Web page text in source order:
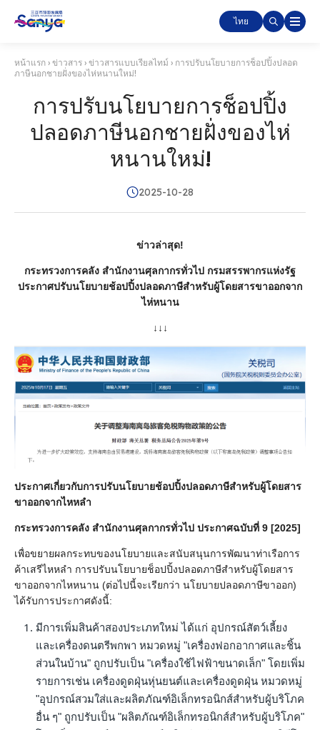
ไทย
หน้าแรก › ข่าวสาร › ข่าวสารแบบเรียลไทม์ › การปรับนโยบายการช็อปปิ้งปลอด
ภาษีนอกชายฝั่งของไห่หนานใหม่!
การปรับนโยบายการช็อปปิ้ง
ปลอดภาษีนอกชายฝั่งของไห่
หนานใหม่!
2025-10-28
ข่าวล่าสุด!
กระทรวงการคลัง สํานักงานศุลกากรทั่วไป กรมสรรพากรแห่งรัฐ
ประกาศปรับนโยบายช้อปปิ้งปลอดภาษีสําหรับผู้โดยสารขาออกจาก
ไห่หนาน
↓↓↓
ประกาศเกี่ยวกับการปรับนโยบายช้อปปิ้งปลอดภาษีสําหรับผู้โดยสาร
ขาออกจากไหหลํา
กระทรวงการคลัง สํานักงานศุลกากรทั่วไป ประกาศฉบับที่ 9 [2025]
เพื่อขยายผลกระทบของนโยบายและสนับสนุนการพัฒนาท่าเรือการ
ค้าเสรีไหหลํา การปรับนโยบายช็อปปิ้งปลอดภาษีสําหรับผู้โดยสาร
ขาออกจากไหหนาน (ต่อไปนี้จะเรียกว่า นโยบายปลอดภาษีขาออก)
ได้รับการประกาศดังนี้:
มีการเพิ่มสินค้าสองประเภทใหม่ ได้แก่ อุปกรณ์สัตว์เลี้ยง
และเครื่องดนตรีพกพา หมวดหมู่ "เครื่องฟอกอากาศและชิ้น
ส่วนในบ้าน" ถูกปรับเป็น "เครื่องใช้ไฟฟ้าขนาดเล็ก" โดยเพิ่ม
รายการเช่น เครื่องดูดฝุ่นหุ่นยนต์และเครื่องดูดฝุ่น หมวดหมู่
"อุปกรณ์สวมใส่และผลิตภัณฑ์อิเล็กทรอนิกส์สําหรับผู้บริโภค
อื่น ๆ" ถูกปรับเป็น "ผลิตภัณฑ์อิเล็กทรอนิกส์สําหรับผู้บริโภค"